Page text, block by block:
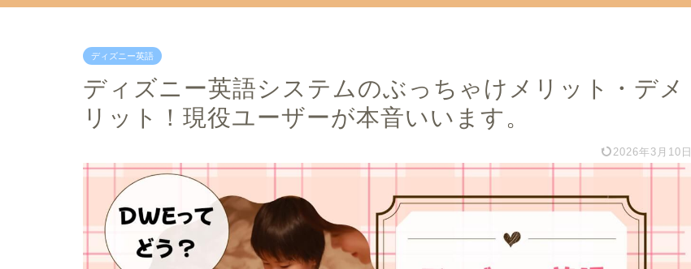
ディズニー英語
ディズニー英語システムのぶっちゃけメリット・デメ
リット！現役ユーザーが本音いいます。
2026年3月10日